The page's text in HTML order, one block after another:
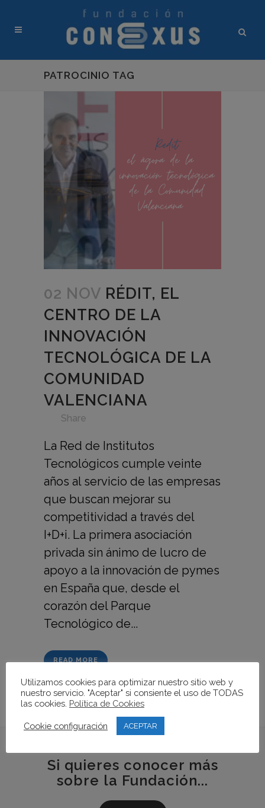
PATROCINIO TAG
02 NOV RÉDIT, EL
CENTRO DE LA
INNOVACIÓN
TECNOLÓGICA DE LA
COMUNIDAD
VALENCIANA
Share
La Red de Institutos
Tecnológicos cumple veinte
años al servicio de las empresas
que buscan mejorar su
competitividad a través del
I+D+i. La primera asociación
privada sin ánimo de lucro de
apoyo a la innovación de pymes
en España que, desde el
corazón del Parque
Tecnológico de...
READ MORE
Si quieres conocer más
sobre la Fundación...
Utilizamos cookies para optimizar nuestro sitio web y
nuestro servicio. "Aceptar" si consiente el uso de TODAS
las cookies. Política de Cookies
Cookie configuración ACEPTAR